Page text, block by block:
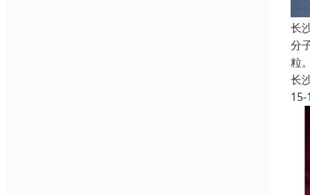
长
分
粒
长
15-